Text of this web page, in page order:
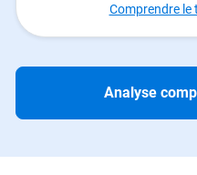
Comprendre
Analyse